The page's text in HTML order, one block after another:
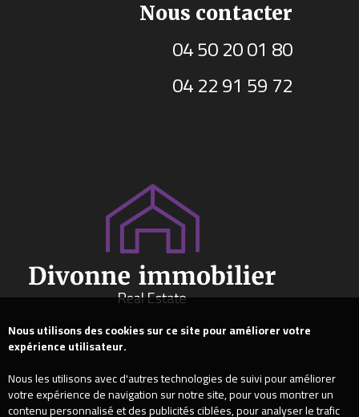
Nous contacter
04 50 20 01 80
04 22 91 59 72
Nous utilisons des cookies sur ce site pour améliorer votre
expérience utilisateur.
Nous les utilisons avec d'autres technologies de suivi pour améliorer
votre expérience de navigation sur notre site, pour vous montrer un
contenu personnalisé et des publicités ciblées, pour analyser le trafic